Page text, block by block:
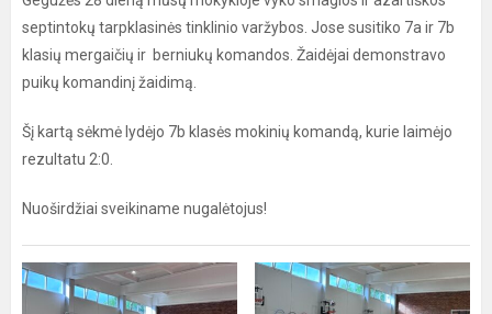
septintokų tarpklasinės tinklinio varžybos. Jose susitiko 7a ir 7b
klasių mergaičių ir berniukų komandos. Žaidėjai demonstravo
puikų komandinį žaidimą.
Šį kartą sėkmė lydėjo 7b klasės mokinių komandą, kurie laimėjo
rezultatu 2:0.
Nuoširdžiai sveikiname nugalėtojus!